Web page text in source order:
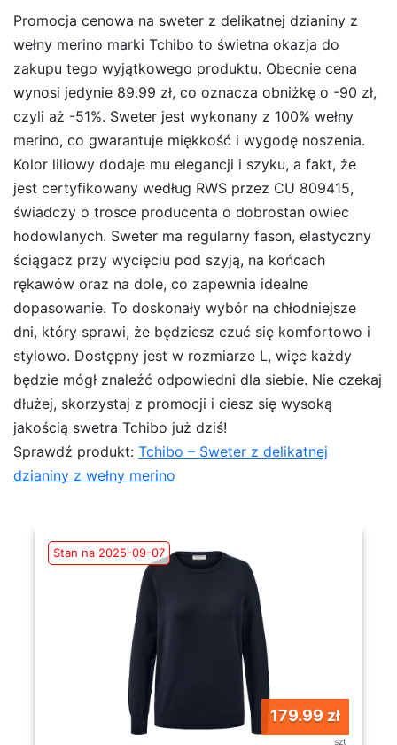
Promocja cenowa na sweter z delikatnej dzianiny z
wełny merino marki Tchibo to świetna okazja do
zakupu tego wyjątkowego produktu. Obecnie cena
wynosi jedynie 89.99 zł, co oznacza obniżkę o -90 zł,
czyli aż -51%. Sweter jest wykonany z 100% wełny
merino, co gwarantuje miękkość i wygodę noszenia.
Kolor liliowy dodaje mu elegancji i szyku, a fakt, że
jest certyfikowany według RWS przez CU 809415,
świadczy o trosce producenta o dobrostan owiec
hodowlanych. Sweter ma regularny fason, elastyczny
ściągacz przy wycięciu pod szyją, na końcach
rękawów oraz na dole, co zapewnia idealne
dopasowanie. To doskonały wybór na chłodniejsze
dni, który sprawi, że będziesz czuć się komfortowo i
stylowo. Dostępny jest w rozmiarze L, więc każdy
będzie mógł znaleźć odpowiedni dla siebie. Nie czekaj
dłużej, skorzystaj z promocji i ciesz się wysoką
jakością swetra Tchibo już dziś!
Sprawdź produkt: Tchibo – Sweter z delikatnej
dzianiny z wełny merino
Stan na 2025-09-07
179.99 zł
szt